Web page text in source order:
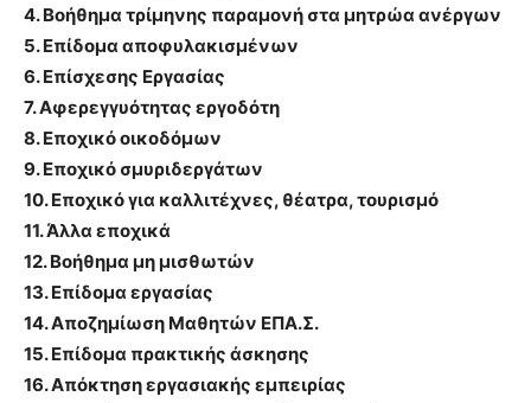
4. Βοήθημα τρίμηνης παραμονή στα μητρώα ανέργων
5. Επίδομα αποφυλακισμένων
6. Επίσχεσης Εργασίας
7. Αφερεγγυότητας εργοδότη
8. Εποχικό οικοδόμων
9. Εποχικό σμυριδεργάτων
10. Εποχικό για καλλιτέχνες, θέατρα, τουρισμό
11. Άλλα εποχικά
12. Βοήθημα μη μισθωτών
13. Επίδομα εργασίας
14. Αποζημίωση Μαθητών ΕΠΑ.Σ.
15. Επίδομα πρακτικής άσκησης
16. Απόκτηση εργασιακής εμπειρίας